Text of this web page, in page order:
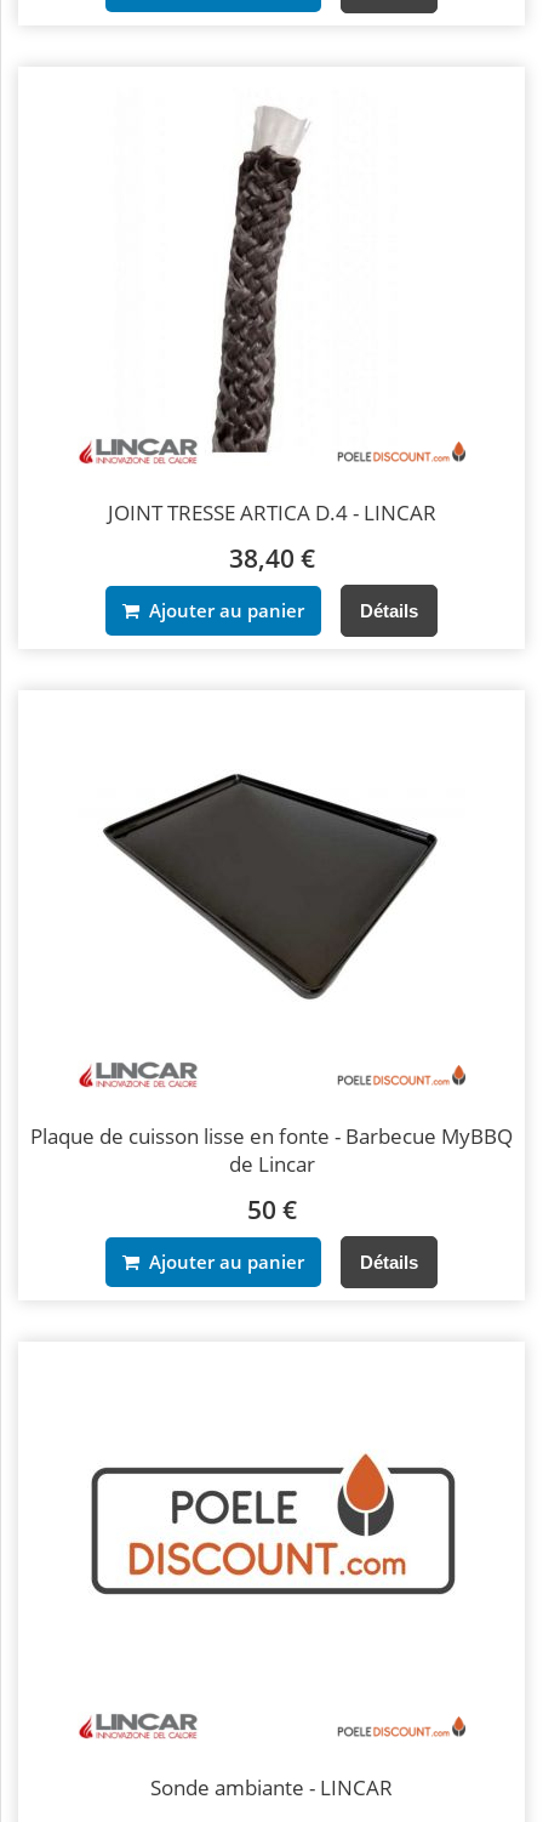
JOINT TRESSE ARTICA D.4 - LINCAR
38,40 €
Ajouter au panier Détails
Plaque de cuisson lisse en fonte - Barbecue MyBBQ
de Lincar
50 €
Ajouter au panier Détails
Sonde ambiante - LINCAR